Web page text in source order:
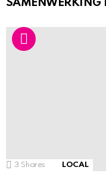
SAMENWERKING
3 Shares LOCAL